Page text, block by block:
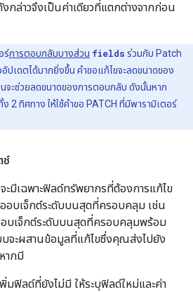
กล่าวจึงเป็นค่าเดียวที่แตกต่างจากก่อน
ร์การตอบกลับบางส่วน fields ร่วมกับ Patch
เดตได้มากยิ่งขึ้น คำขอแก้ไขจะลดขนาดของ
จะช่วยลดขนาดของการตอบกลับ ดังนั้นหาก
2 ทิศทาง ให้ใช้คำขอ PATCH ที่มีพารามิเตอร์
ช์
ะมีเฉพาะฟิลด์ทรัพยากรที่ต้องการแก้ไข
อบเจ็กต์ระดับบนสุดที่ครอบคลุม เช่น
บเจ็กต์ระดับบนสุดที่ครอบคลุมพร้อม
บจะผสานข้อมูลที่แก้ไขซึ่งคุณส่งไปยัง
ากมี
มฟิลด์ที่ยังไม่มี ให้ระบุฟิลด์ใหม่และค่า